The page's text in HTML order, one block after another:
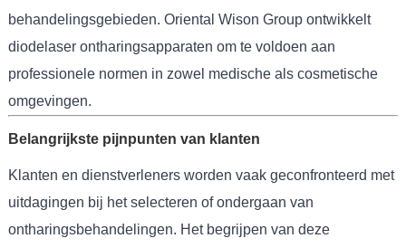
behandelingsgebieden. Oriental Wison Group ontwikkelt
diodelaser ontharingsapparaten om te voldoen aan
professionele normen in zowel medische als cosmetische
omgevingen.
Belangrijkste pijnpunten van klanten
Klanten en dienstverleners worden vaak geconfronteerd met
uitdagingen bij het selecteren of ondergaan van
ontharingsbehandelingen. Het begrijpen van deze